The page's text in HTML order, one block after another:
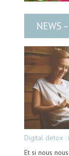
NEWS
Digital detox :
Et si nous